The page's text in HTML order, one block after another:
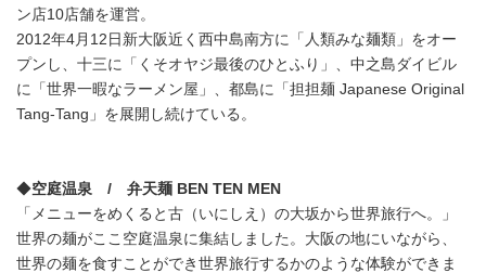
ン店10店舗を運営。
2012年4月12日新大阪近く西中島南方に「人類みな麺類」をオー
プンし、十三に「くそオヤジ最後のひとふり」、中之島ダイビル
に「世界一暇なラーメン屋」、都島に「担担麺 Japanese Original
Tang-Tang」を展開し続けている。
◆空庭温泉 / 弁天麺 BEN TEN MEN
「メニューをめくると古（いにしえ）の大坂から世界旅行へ。」
世界の麺がここ空庭温泉に集結しました。大阪の地にいながら、
世界の麺を食すことができ世界旅行するかのような体験ができま